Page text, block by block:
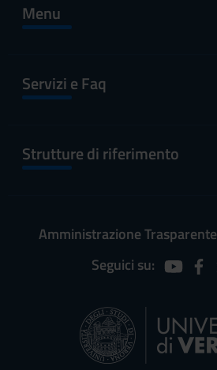
Menu
Servizi e Faq
Strutture di riferimento
Amministrazione Trasparente
Seguici su: